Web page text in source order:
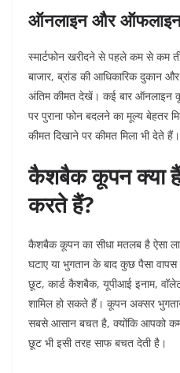
ऑनलाइन और ऑफलाइन
स्मार्टफोन खरीदने से पहले कम से कम
बाजार, ब्रांड की आधिकारिक दुकान
अंतिम कीमत देखें। कई बार ऑनलाइन
पर पुराना फोन बदलने का मूल्य बेहतर
कीमत दिखाने पर कीमत मिला भी देते हैं।
कैशबैक कूपन क्या
करते हैं?
कैशबैक कूपन का सीधा मतलब है ऐसा
घटाए या भुगतान के बाद कुछ पैसा
छूट, कार्ड कैशबैक, यूपीआई इनाम,
शामिल हो सकते हैं। कूपन अक्सर
सबसे आसान बचत है, क्योंकि आपको
छूट भी इसी तरह साफ बचत देती है।